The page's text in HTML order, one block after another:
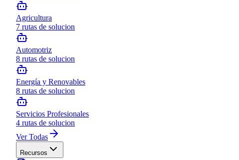
Agricultura
7 rutas de solucion
Automotriz
8 rutas de solucion
Energía y Renovables
8 rutas de solucion
Servicios Profesionales
4 rutas de solucion
Ver Todas
Recursos